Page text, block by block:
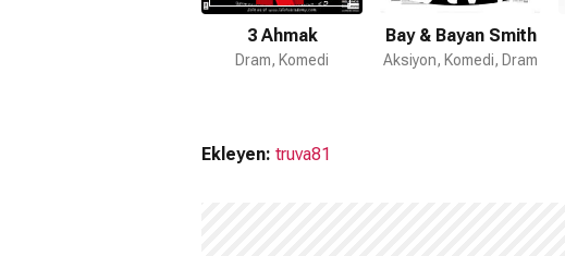
3 Ahmak
Dram, Komedi
Bay & Bayan Smith
Aksiyon, Komedi, Dram
Ekleyen: truva81